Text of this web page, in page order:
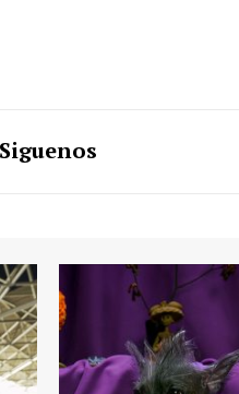
Siguenos